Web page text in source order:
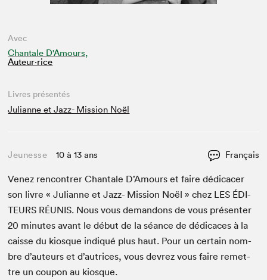
Avec
Chantale D'Amours,
Auteur·rice
Livres présentés
Julianne et Jazz- Mission Noël
Jeunesse 10 à 13 ans Français
Venez ren­con­tr­er Chan­tale D’Amours et faire dédi­cac­er
son livre « Julianne et Jazz- Mis­sion Noël » chez LES ÉDI­
TEURS RÉU­NIS. Nous vous deman­dons de vous présen­ter
20 min­utes avant le début de la séance de dédi­caces à la
caisse du kiosque indiqué plus haut. Pour un cer­tain nom­
bre d’auteurs et d’autrices, vous devrez vous faire remet­
tre un coupon au kiosque.